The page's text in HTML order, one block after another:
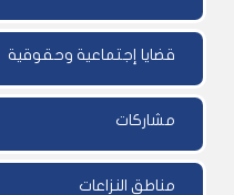
قضايا إجتماعية وحقوقية
مشاركات
مناطق النزاعات